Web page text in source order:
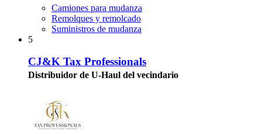
Camiones para mudanza
Remolques y remolcado
Suministros de mudanza
5
CJ&K Tax Professionals
Distribuidor de U-Haul del vecindario